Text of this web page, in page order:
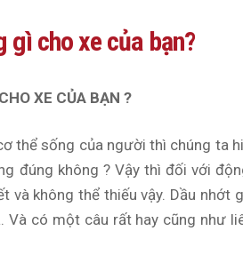
gì cho xe của bạn?
XE CỦA BẠN ?
thể sống của người thì chúng ta
đúng không ? Vậy thì đối với
và không thể thiếu vậy. Dầu nhớt
Và có một câu rất hay cũng như